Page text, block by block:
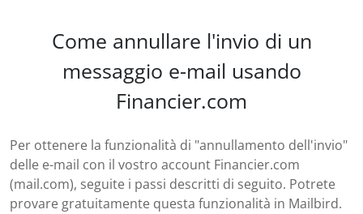
Come annullare l'invio di un
messaggio e-mail usando
Financier.com
Per ottenere la funzionalità di "annullamento dell'invio"
delle e-mail con il vostro account Financier.com
(mail.com), seguite i passi descritti di seguito. Potrete
provare gratuitamente questa funzionalità in Mailbird.